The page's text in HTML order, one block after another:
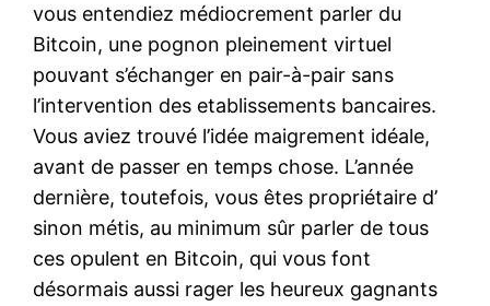
vous entendiez médiocrement parler du
Bitcoin, une pognon pleinement virtuel
pouvant s’échanger en pair-à-pair sans
l’intervention des etablissements bancaires.
Vous aviez trouvé l’idée maigrement idéale,
avant de passer en temps chose. L’année
dernière, toutefois, vous êtes propriétaire d’
sinon métis, au minimum sûr parler de tous
ces opulent en Bitcoin, qui vous font
désormais aussi rager les heureux gagnants